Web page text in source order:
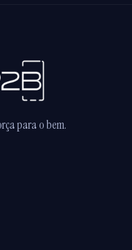
para o bem.